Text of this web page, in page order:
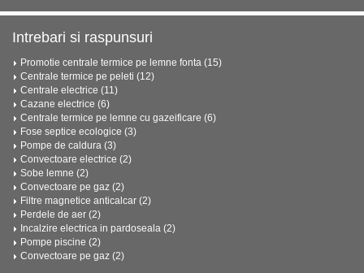
Intrebari si raspunsuri
Promotie centrale termice pe lemne fonta (15)
Centrale termice pe peleti (12)
Centrale electrice (11)
Cazane electrice (6)
Centrale termice pe lemne cu gazeificare (6)
Fose septice ecologice (3)
Pompe de caldura (3)
Convectoare electrice (2)
Sobe lemne (2)
Convectoare pe gaz (2)
Filtre magnetice anticalcar (2)
Perdele de aer (2)
Incalzire electrica in pardoseala (2)
Pompe piscine (2)
Convectoare pe gaz (2)